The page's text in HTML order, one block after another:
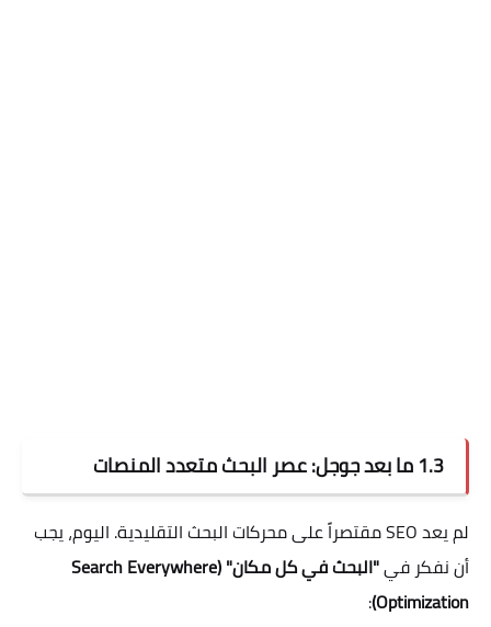
1.3 ما بعد جوجل: عصر البحث متعدد المنصات
لم يعد SEO مقتصراً على محركات البحث التقليدية. اليوم، يجب
أن نفكر في
"البحث في كل مكان" (Search Everywhere
Optimization)
: